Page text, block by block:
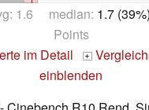
1.6 median: 1.7 (39%)
Points
im Detail +
einblenden